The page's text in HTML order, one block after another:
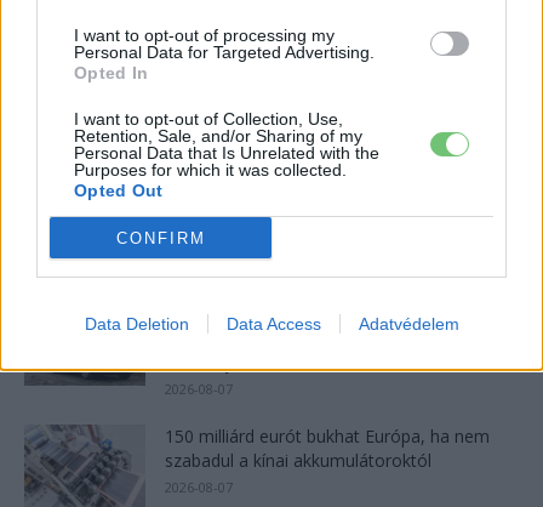
I want to opt-out of processing my
Personal Data for Targeted Advertising.
Opted In
I want to opt-out of Collection, Use,
Retention, Sale, and/or Sharing of my
Personal Data that Is Unrelated with the
Purposes for which it was collected.
Opted Out
CONFIRM
Data Deletion Data Access Adatvédelem
suhannak, főleg belvárosi tempónál. Sok esetben nagy előny
lenne, ha ezek az e-autók rendelkeznének némi hanggal.
Legolvasottabb cikkek
nem láttak — megkezdődött a...
2026-08-07
97,6 százalékon áll Norvégia villanyautó-
aránya – közben átrendeződött a márkák
2026-08-07
150 milliárd eurót bukhat Európa, ha nem
szabadul a kínai akkumulátoroktól
2026-08-07